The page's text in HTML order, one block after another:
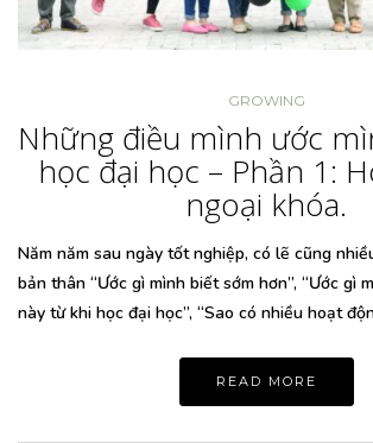
GROWING
Những điều mình ước
học đại học – Phần 1:
ngoại khóa.
Năm năm sau ngày tốt nghiệp, có lẽ cũng
bản thân “Ước gì mình biết sớm hơn”, “Ước gì
này từ khi học đại học”, “Sao có nhiều hoạt
READ MORE